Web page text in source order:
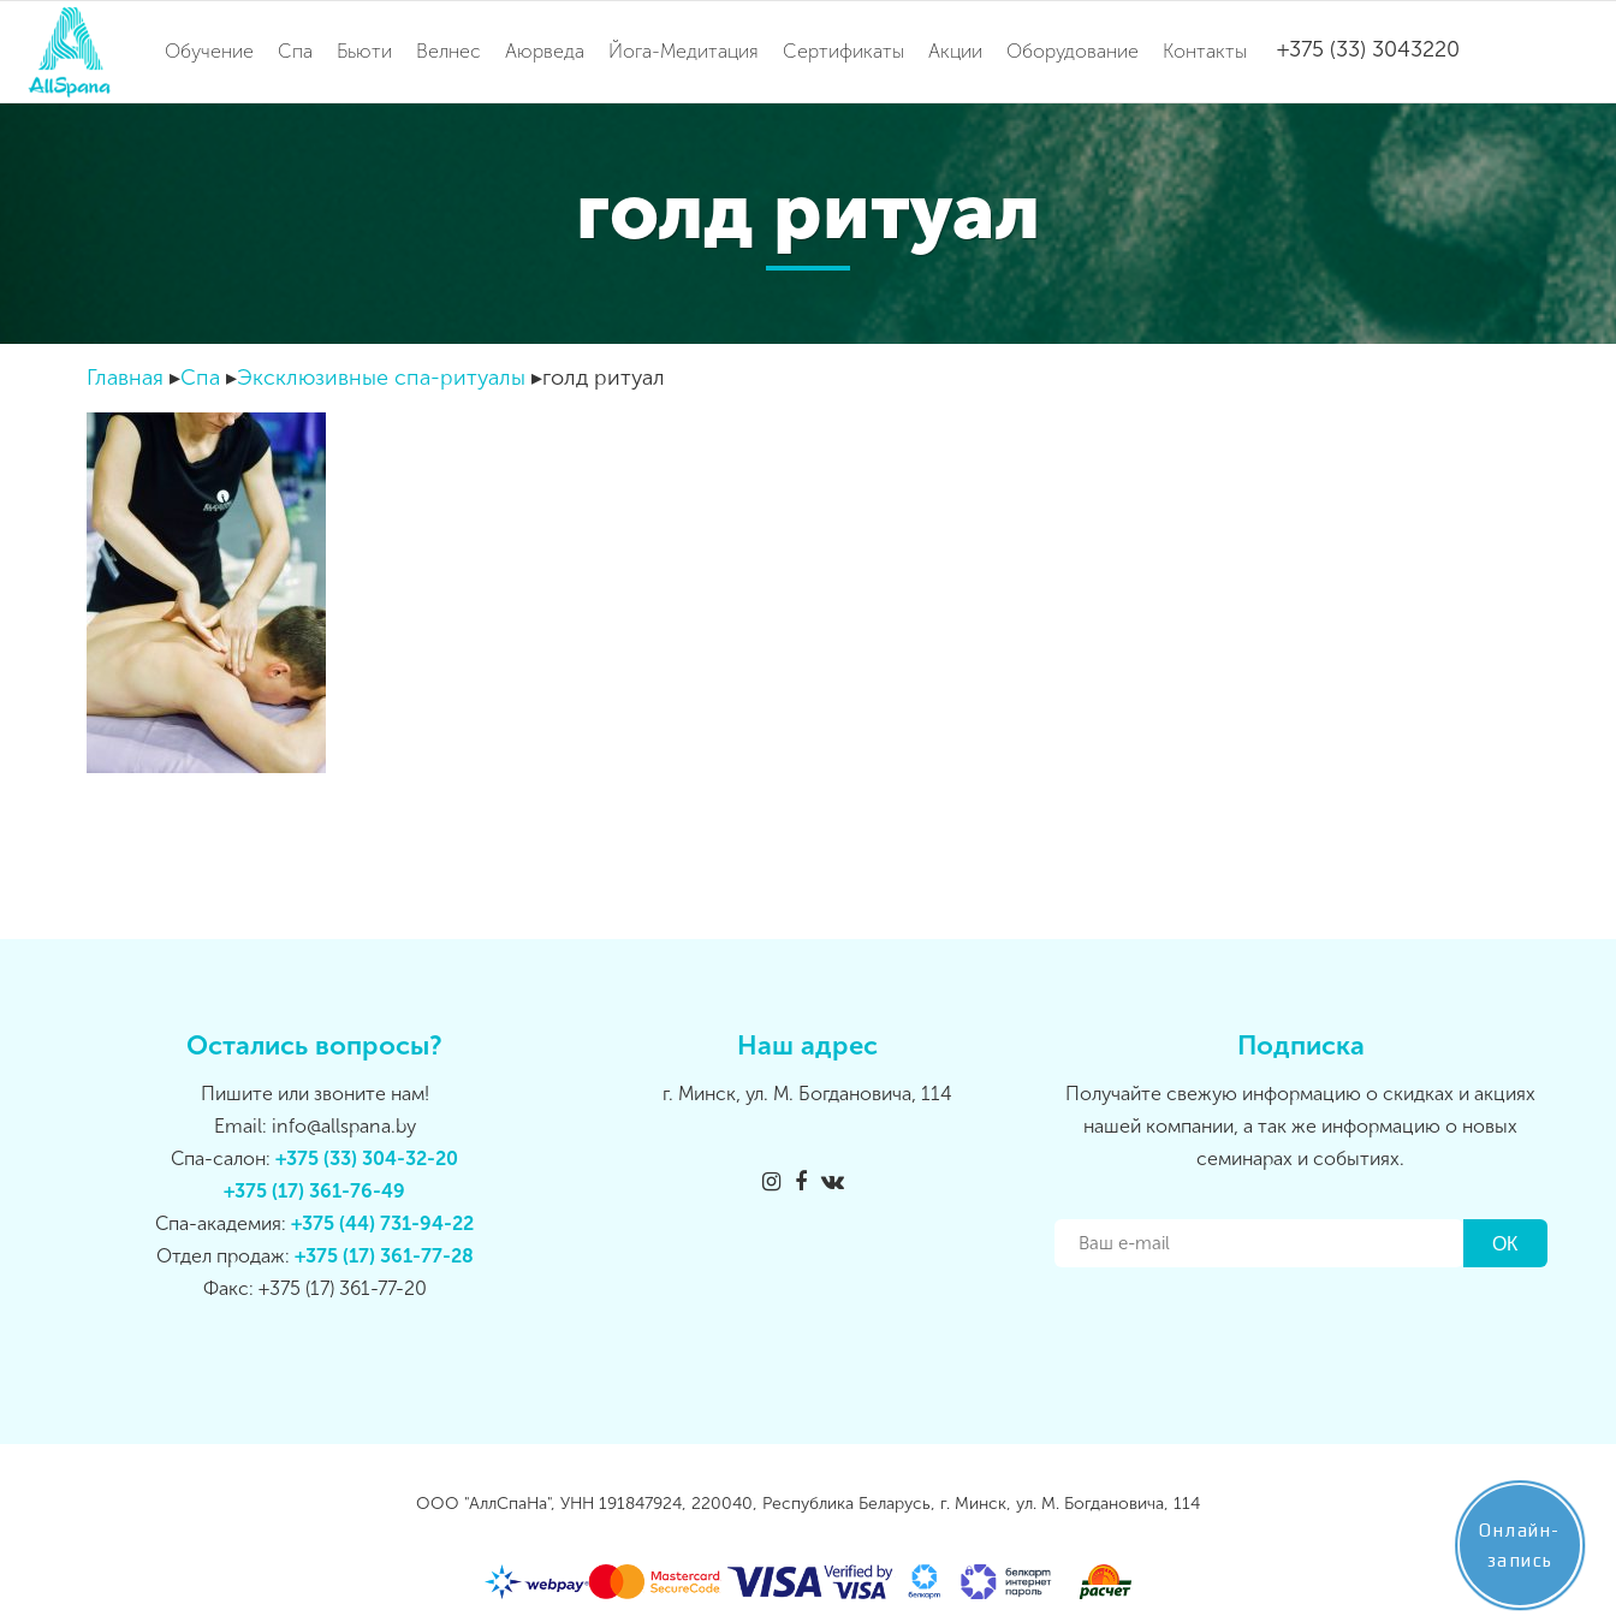
Обучение Спа Бьюти Велнес Аюрведа Йога-Медитация Сертификаты Акции Оборудование Контакты +375 (33) 3043220
голд ритуал
Главная Спа Эксклюзивные спа-ритуалы голд ритуал
Остались вопросы?
Пишите или звоните нам!
Email: info@allspana.by
Спа-салон:+375 (33) 304-32-20
+375 (17) 361-76-49
Спа-академия:+375 (44) 731-94-22
Отдел продаж: +375 (17) 361-77-28
Факс: +375 (17) 361-77-20
Наш адрес
г. Минск, ул. М. Богдановича, 114
Подписка
Получайте свежую информацию о скидках и акциях
нашей компании, а так же информацию о новых
семинарах и событиях.
ООО "АллСпаНа", УНН 191847924, 220040, Республика Беларусь, г. Минск, ул. М. Богдановича, 114
Онлайн-
запись